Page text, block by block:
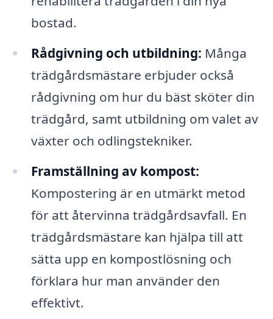
bostad.
Rådgivning och utbildning: Många
trädgårdsmästare erbjuder också
rådgivning om hur du bäst sköter din
trädgård, samt utbildning om valet av
växter och odlingstekniker.
Framställning av kompost:
Kompostering är en utmärkt metod
för att återvinna trädgårdsavfall. En
trädgårdsmästare kan hjälpa till att
sätta upp en kompostlösning och
förklara hur man använder den
effektivt.